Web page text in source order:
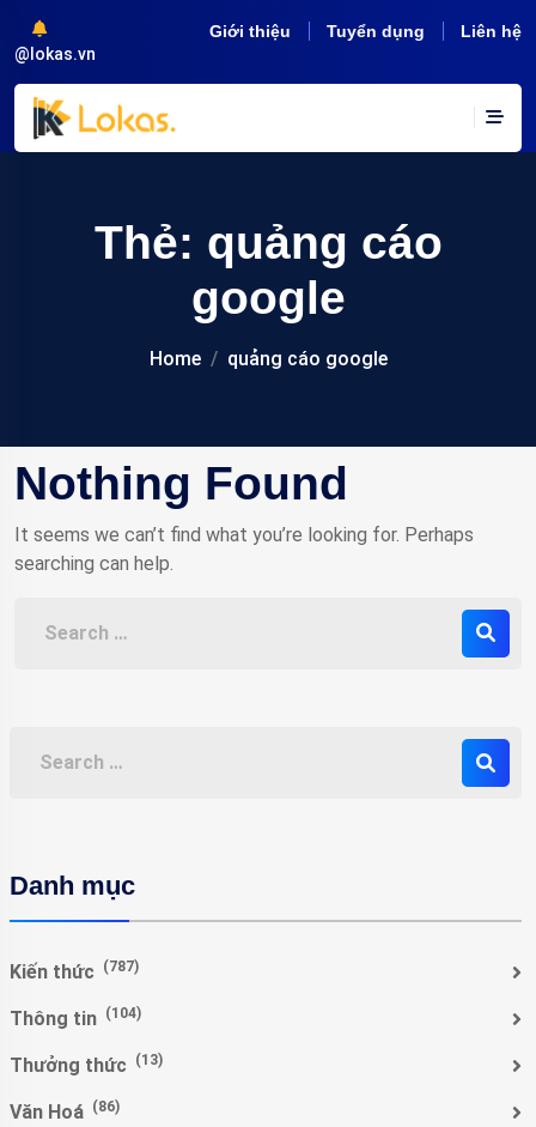
@lokas.vn
Giới thiệu Tuyển dụng Liên hệ
Thẻ: quảng cáo
google
Home quảng cáo google
Nothing Found
It seems we can’t find what you’re looking for. Perhaps
searching can help.
Danh mục
Kiến thức (787)
Thông tin (104)
Thưởng thức (13)
Văn Hoá (86)